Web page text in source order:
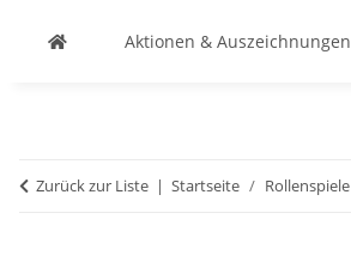
Aktionen & Auszeichnungen
Zurück zur Liste Startseite Rollenspiele